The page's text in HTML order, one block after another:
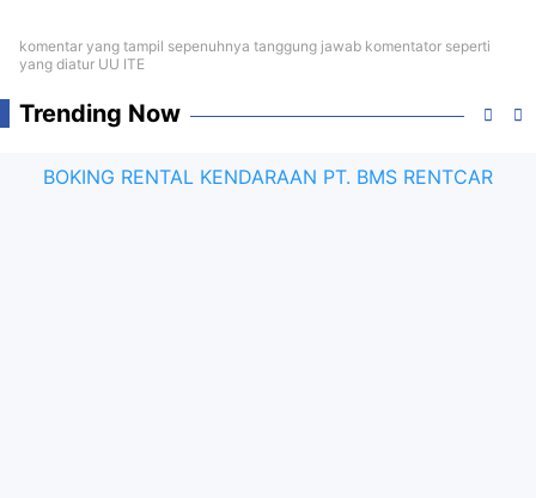
komentar yang tampil sepenuhnya tanggung jawab komentator seperti
yang diatur UU ITE
Trending Now
BOKING RENTAL KENDARAAN PT. BMS RENTCAR